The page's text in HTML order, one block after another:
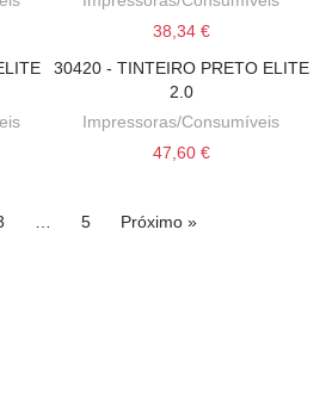
38,34 €
ADICIONAR AO CARRINHO
30420 - TINTEIRO PRETO ELITE
2.0
Impressoras/Consumíveis
47,60 €
5 Próximo »